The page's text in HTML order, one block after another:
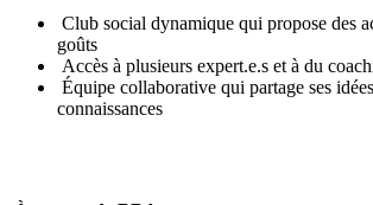
Club social dynamique qui propose des
goûts
Accès à plusieurs expert.e.s et à du
Équipe collaborative qui partage ses
connaissances